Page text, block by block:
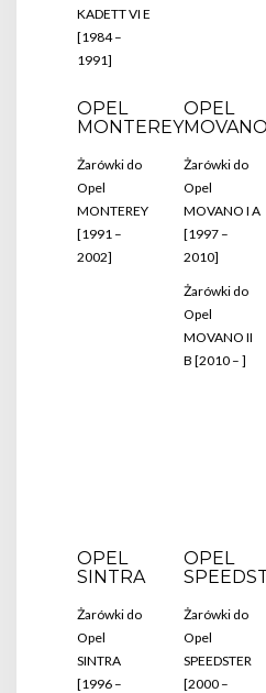
KADETT VI E
[1984 –
1991]
OPEL
MONTEREY
Żarówki do
Opel
MONTEREY
[1991 –
2002]
OPEL
MOVANO
Żarówki do
Opel
MOVANO I A
[1997 –
2010]
Żarówki do
Opel
MOVANO II
B [2010 – ]
OPEL
SINTRA
Żarówki do
Opel
SINTRA
[1996 –
OPEL
Żarówki do
Opel
SPEEDSTER
[2000 –